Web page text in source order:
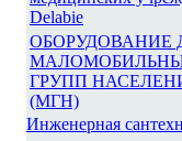
Delabie
ОБОРУДОВАНИЕ
ГРУПП
(МГН)
Инженерная